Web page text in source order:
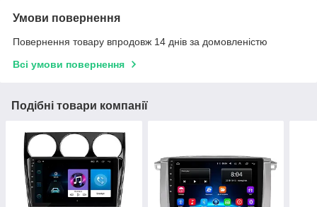
Умови повернення
Повернення товару впродовж 14 днів за домовленістю
Всі умови повернення
Подібні товари компанії